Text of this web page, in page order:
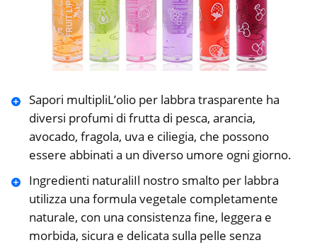
Sapori multipliL’olio per labbra trasparente ha
diversi profumi di frutta di pesca, arancia,
avocado, fragola, uva e ciliegia, che possono
essere abbinati a un diverso umore ogni giorno.
Ingredienti naturaliIl nostro smalto per labbra
utilizza una formula vegetale completamente
naturale, con una consistenza fine, leggera e
morbida, sicura e delicata sulla pelle senza